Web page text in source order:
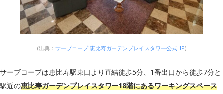
(出典： サーブコープ 恵比寿ガーデンプレイスタワー公式HP)
サーブコープは恵比寿駅東口より直結徒歩5分、1番出口から徒歩7分と
駅近の恵比寿ガーデンプレイスタワー18階にあるワーキングスペース